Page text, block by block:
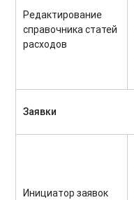
Редактирование
справочника статей
расходов
Заявки
Инициатор заявок